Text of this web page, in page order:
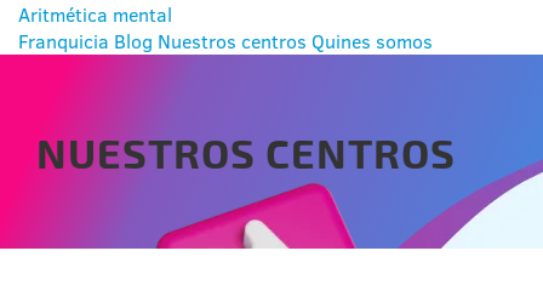
Aritmética mental
Franquicia Blog Nuestros centros Quines somos
NUESTROS CENTROS